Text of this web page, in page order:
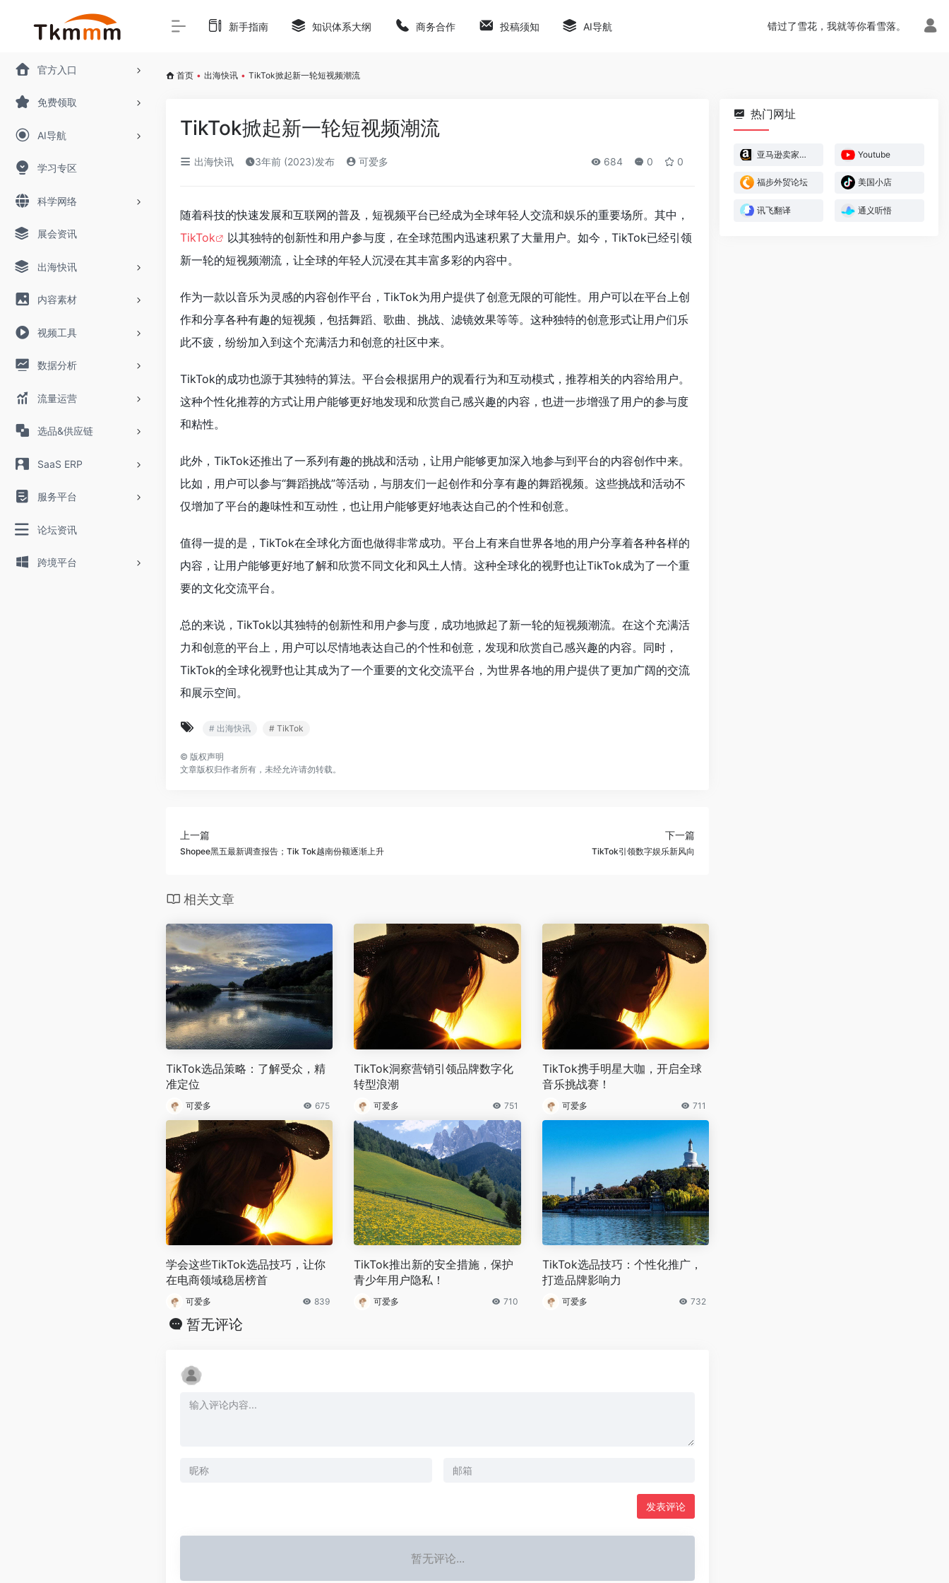
官方入口
免费领取
AI导航
学习专区
科学网络
展会资讯
出海快讯
内容素材
视频工具
数据分析
流量运营
选品&供应链
SaaS ERP
服务平台
论坛资讯
跨境平台
新手指南 知识体系大纲 商务合作 投稿须知 AI导航 错过了雪花，我就等你看雪落。
首页 • 出海快讯 • TikTok掀起新一轮短视频潮流
TikTok掀起新一轮短视频潮流
出海快讯 3年前 (2023)发布 可爱多 684 0 0
随着科技的快速发展和互联网的普及，短视频平台已经成为全球年轻人交流和娱乐的重要场所。其中，
TikTok
以其独特的创新性和用户参与度，在全球范围内迅速积累了大量用户。如今，TikTok已经引领
新一轮的短视频潮流，让全球的年轻人沉浸在其丰富多彩的内容中。
作为一款以音乐为灵感的内容创作平台，TikTok为用户提供了创意无限的可能性。用户可以在平台上创
作和分享各种有趣的短视频，包括舞蹈、歌曲、挑战、滤镜效果等等。这种独特的创意形式让用户们乐
此不疲，纷纷加入到这个充满活力和创意的社区中来。
TikTok的成功也源于其独特的算法。平台会根据用户的观看行为和互动模式，推荐相关的内容给用户。
这种个性化推荐的方式让用户能够更好地发现和欣赏自己感兴趣的内容，也进一步增强了用户的参与度
和粘性。
此外，TikTok还推出了一系列有趣的挑战和活动，让用户能够更加深入地参与到平台的内容创作中来。
比如，用户可以参与“舞蹈挑战”等活动，与朋友们一起创作和分享有趣的舞蹈视频。这些挑战和活动不
仅增加了平台的趣味性和互动性，也让用户能够更好地表达自己的个性和创意。
值得一提的是，TikTok在全球化方面也做得非常成功。平台上有来自世界各地的用户分享着各种各样的
内容，让用户能够更好地了解和欣赏不同文化和风土人情。这种全球化的视野也让TikTok成为了一个重
要的文化交流平台。
总的来说，TikTok以其独特的创新性和用户参与度，成功地掀起了新一轮的短视频潮流。在这个充满活
力和创意的平台上，用户可以尽情地表达自己的个性和创意，发现和欣赏自己感兴趣的内容。同时，
TikTok的全球化视野也让其成为了一个重要的文化交流平台，为世界各地的用户提供了更加广阔的交流
和展示空间。
# 出海快讯 # TikTok
© 版权声明
文章版权归作者所有，未经允许请勿转载。
上一篇
Shopee黑五最新调查报告；Tik Tok越南份额逐渐上升
下一篇
TikTok引领数字娱乐新风向
相关文章
TikTok选品策略：了解受众，精
准定位
可爱多 675
TikTok洞察营销引领品牌数字化
转型浪潮
可爱多 751
TikTok携手明星大咖，开启全球
音乐挑战赛！
可爱多 711
学会这些TikTok选品技巧，让你
在电商领域稳居榜首
可爱多 839
TikTok推出新的安全措施，保护
青少年用户隐私！
可爱多 710
TikTok选品技巧：个性化推广，
打造品牌影响力
可爱多 732
暂无评论
发表评论
暂无评论...
热门网址
亚马逊卖家官方论坛 Youtube
福步外贸论坛 美国小店
讯飞翻译 通义听悟